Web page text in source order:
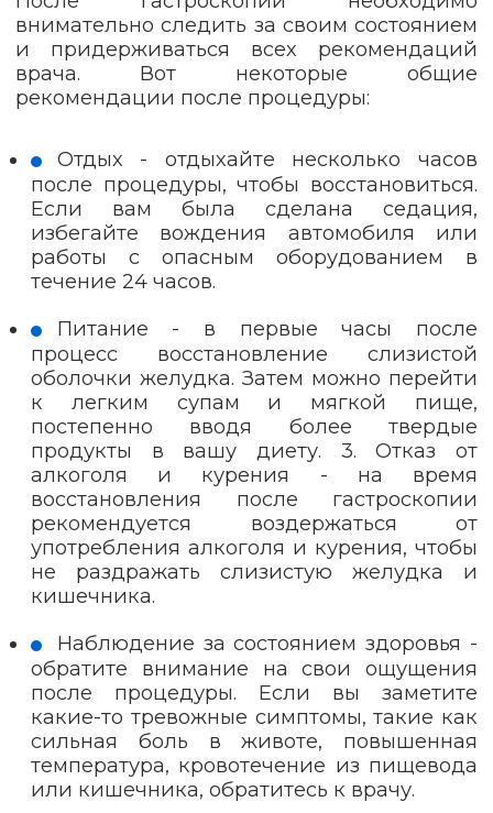
внимательно следить за своим состоянием
и придерживаться всех рекомендаций
врача. Вот некоторые общие
рекомендации после процедуры:
Отдых - отдыхайте несколько часов
после процедуры, чтобы восстановиться.
Если вам была сделана седация,
избегайте вождения автомобиля или
работы с опасным оборудованием в
течение 24 часов.
Питание - в первые часы после
процесс восстановление слизистой
оболочки желудка. Затем можно перейти
к легким супам и мягкой пище,
постепенно вводя более твердые
продукты в вашу диету. 3. Отказ от
алкоголя и курения - на время
восстановления после гастроскопии
рекомендуется воздержаться от
употребления алкоголя и курения, чтобы
не раздражать слизистую желудка и
кишечника.
Наблюдение за состоянием здоровья -
обратите внимание на свои ощущения
после процедуры. Если вы заметите
какие-то тревожные симптомы, такие как
сильная боль в животе, повышенная
температура, кровотечение из пищевода
или кишечника, обратитесь к врачу.